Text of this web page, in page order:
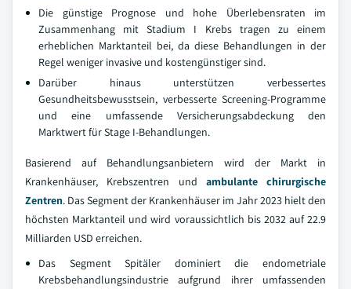
Die günstige Prognose und hohe Überlebensraten im
Zusammenhang mit Stadium I Krebs tragen zu einem
erheblichen Marktanteil bei, da diese Behandlungen in der
Regel weniger invasive und kostengünstiger sind.
Darüber hinaus unterstützen verbessertes
Gesundheitsbewusstsein, verbesserte Screening-Programme
und eine umfassende Versicherungsabdeckung den
Marktwert für Stage I-Behandlungen.
Basierend auf Behandlungsanbietern wird der Markt in
Krankenhäuser, Krebszentren und ambulante chirurgische
Zentren. Das Segment der Krankenhäuser im Jahr 2023 hielt den
höchsten Marktanteil und wird voraussichtlich bis 2032 auf 22.9
Milliarden USD erreichen.
Das Segment Spitäler dominiert die endometriale
Krebsbehandlungsindustrie aufgrund ihrer umfassenden